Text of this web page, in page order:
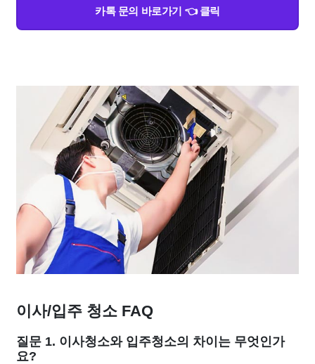
카톡 문의 바로가기 👈 클릭
이사/입주 청소 FAQ
질문 1. 이사청소와 입주청소의 차이는 무엇인가
요?